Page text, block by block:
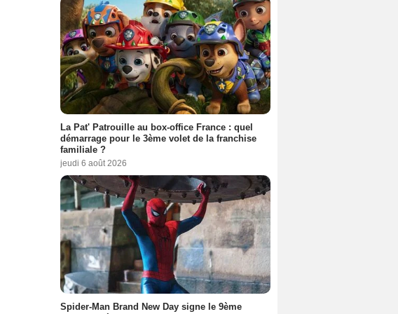
La Pat' Patrouille au box-office France : quel
démarrage pour le 3ème volet de la franchise
familiale ?
jeudi 6 août 2026
Spider-Man Brand New Day signe le 9ème